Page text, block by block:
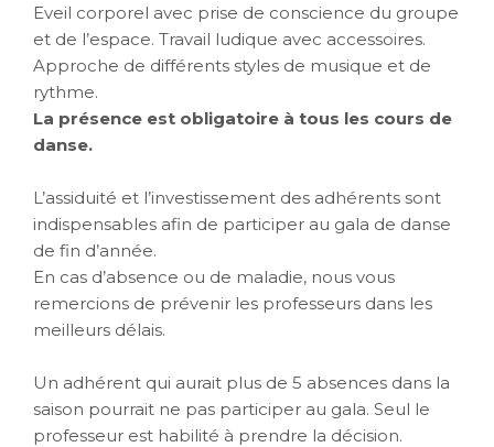
Eveil corporel avec prise de conscience du groupe
et de l’espace. Travail ludique avec accessoires.
Approche de différents styles de musique et de
rythme.
La présence est obligatoire à tous les cours de
danse.
L’assiduité et l’investissement des adhérents sont
indispensables afin de participer au gala de danse
de fin d’année.
En cas d’absence ou de maladie, nous vous
remercions de prévenir les professeurs dans les
meilleurs délais.
Un adhérent qui aurait plus de 5 absences dans la
saison pourrait ne pas participer au gala. Seul le
professeur est habilité à prendre la décision.